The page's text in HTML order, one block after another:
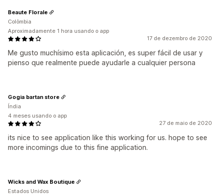
17 de dezembro de 2020
Me gusto muchísimo esta aplicación, es super fácil de usar y
pienso que realmente puede ayudarle a cualquier persona
Beaute Florale
Colômbia
Aproximadamente 1 hora usando o app
27 de maio de 2020
its nice to see application like this working for us. hope to see
more incomings due to this fine application.
Gogia bartan store
Índia
4 meses usando o app
Wicks and Wax Boutique
Estados Unidos